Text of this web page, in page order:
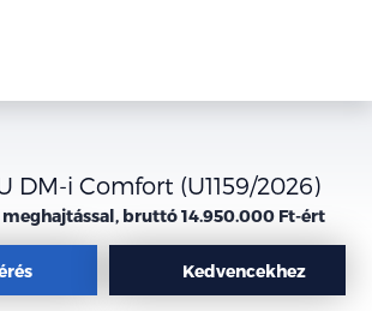
DM-i Comfort (U1159/2026)
bruttó 14.950.000 Ft-ért
Kedvencekhez